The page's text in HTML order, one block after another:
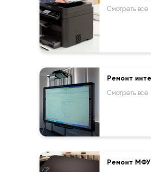
Смотреть все
Смотреть все
Ремонт МФУ